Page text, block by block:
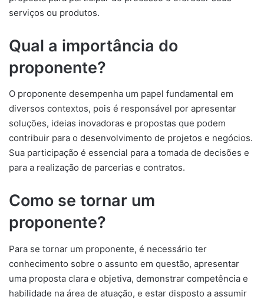
serviços ou produtos.
Qual a importância do
proponente?
O proponente desempenha um papel fundamental em
diversos contextos, pois é responsável por apresentar
soluções, ideias inovadoras e propostas que podem
contribuir para o desenvolvimento de projetos e negócios.
Sua participação é essencial para a tomada de decisões e
para a realização de parcerias e contratos.
Como se tornar um
proponente?
Para se tornar um proponente, é necessário ter
conhecimento sobre o assunto em questão, apresentar
uma proposta clara e objetiva, demonstrar competência e
habilidade na área de atuação, e estar disposto a assumir